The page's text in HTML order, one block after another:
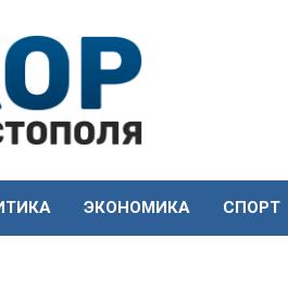
ЭКОНОМИКА СПОРТ